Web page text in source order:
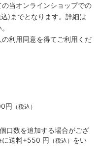
当オンラインショップでの
)までとなります。詳細は
利用同意を得てご利用くだ
円 （税込）
口数を追加する場合がござ
に送料+550 円 （税込） をい